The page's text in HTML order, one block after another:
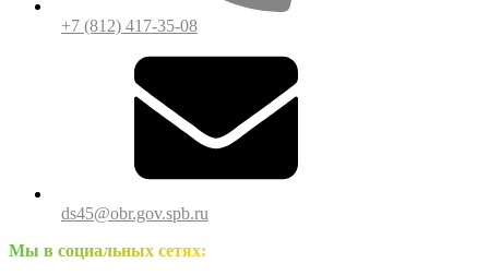
+7 (812) 417-35-08
ds45@obr.gov.spb.ru
Мы в социальных сетях: